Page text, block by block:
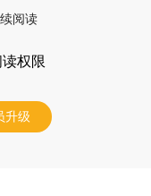
阅读
权限
升级